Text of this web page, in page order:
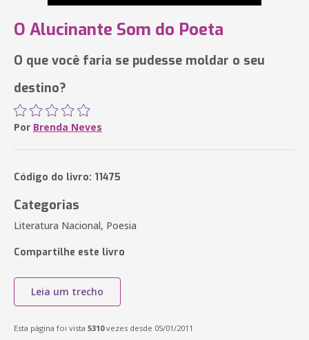
O Alucinante Som do Poeta
O que você faria se pudesse moldar o seu
destino?
Por Brenda Neves
Código do livro: 11475
Categorias
Literatura Nacional, Poesia
Compartilhe este livro
Leia um trecho
Esta página foi vista 5310vezes desde 05/01/2011